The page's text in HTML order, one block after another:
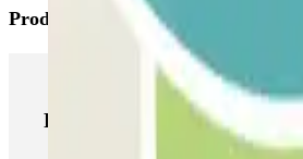
Productos de Parclick
Productos de Parclick